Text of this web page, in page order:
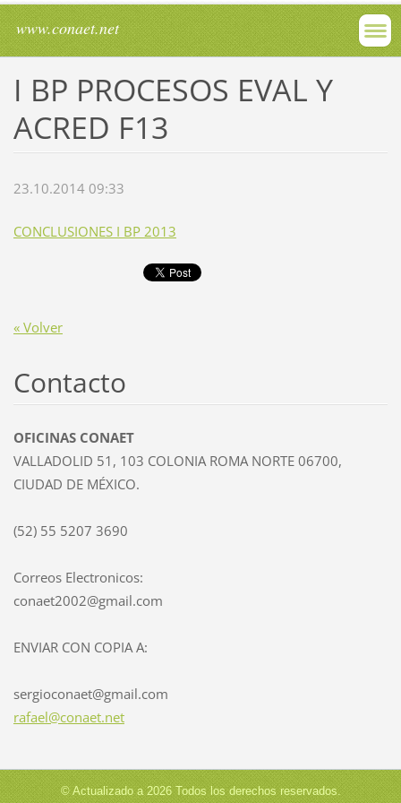
www.conaet.net
I BP PROCESOS EVAL Y
ACRED F13
23.10.2014 09:33
CONCLUSIONES I BP 2013
« Volver
Contacto
OFICINAS CONAET
VALLADOLID 51, 103 COLONIA ROMA NORTE 06700,
CIUDAD DE MÉXICO.
(52) 55 5207 3690
Correos Electronicos:
conaet2002@gmail.com
ENVIAR CON COPIA A:
sergioconaet@gmail.com
rafael@conaet.net
© Actualizado a 2026 Todos los derechos reservados.